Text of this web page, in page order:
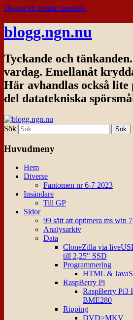
Hoppa till primärt innehåll
blogg.ngn.nu
Tyckande och
vardag. Emellanåt
Här avhandlas också
del datatekniska
Sök
Huvudmeny
Hem
Diverse
Fantomen nr 6-7 2023
Insändare
Till GP
Sidor
99 sätt att optimera ms win 7
Analysarkiv
Data
CloneZilla via
till 2,25″ SSD
Programmering
HTML &
RaspBerry Pi
RaspBerry Pi3
BME280
Ripping
DVD>MKV